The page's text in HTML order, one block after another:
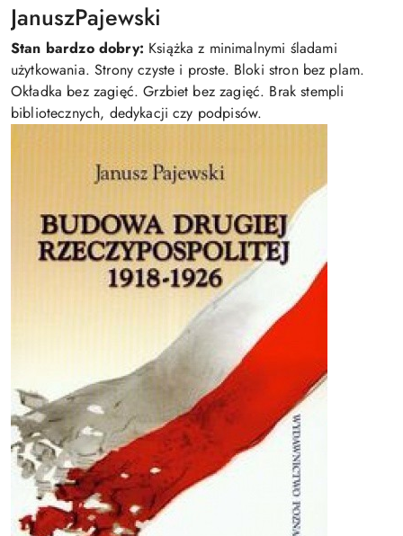
JanuszPajewski
Stan bardzo dobry: Książka z minimalnymi śladami
użytkowania. Strony czyste i proste. Bloki stron bez plam.
Okładka bez zagięć. Grzbiet bez zagięć. Brak stempli
bibliotecznych, dedykacji czy podpisów.